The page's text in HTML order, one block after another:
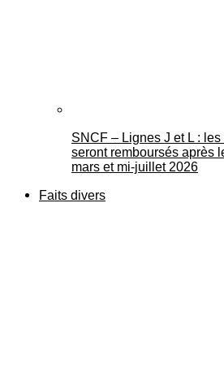
SNCF – Lignes J et L :
seront remboursés après
mars et mi-juillet 2026
Faits divers